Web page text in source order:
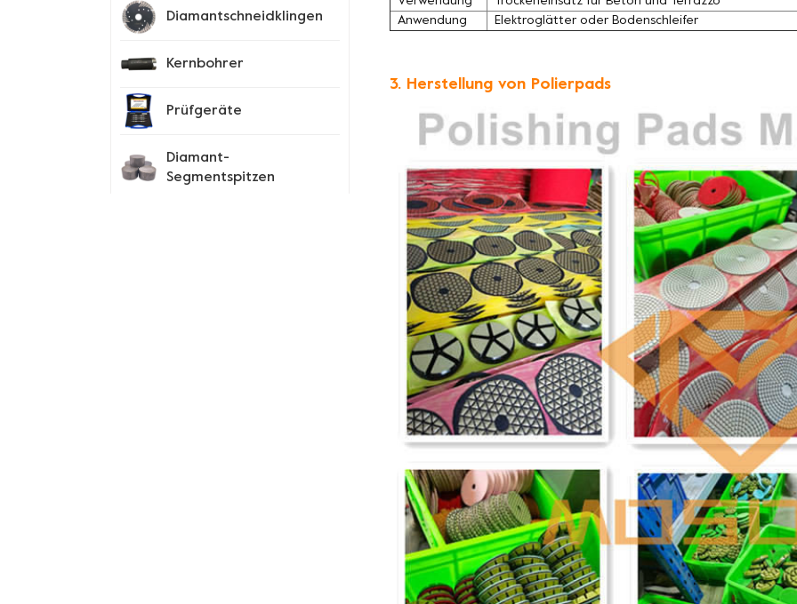
Anwendung
Elektroglätter oder Bodenschleifer
3. Herstellung von Polierpads
Diamantschneidklingen
Kernbohrer
Prüfgeräte
Diamant-
Segmentspitzen